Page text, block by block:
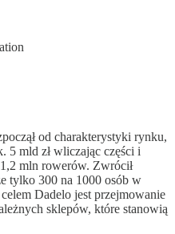
od charakterystyki rynku,
5 mld zł wliczając części i
mln rowerów. Zwrócił
tylko 300 na 1000 osób w
Dadelo jest przejmowanie
sklepów, które stanowią